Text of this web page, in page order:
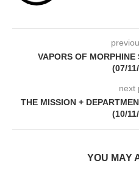
VAPORS OF
(07/
next
THE MISSION +
(10/
YOU MAY